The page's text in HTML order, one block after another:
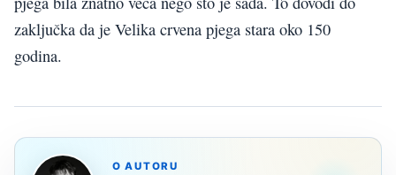
zaključka da je Velika crvena pjega stara oko 150
godina.
O AUTORU